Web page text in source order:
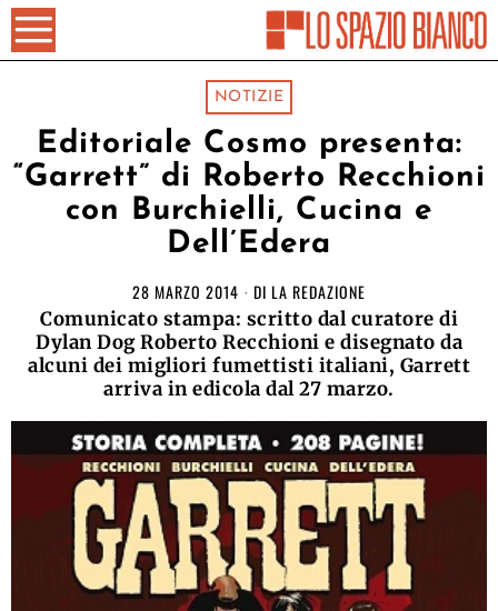
NOTIZIE
Editoriale Cosmo presenta:
“Garrett” di Roberto Recchioni
con Burchielli, Cucina e
Dell’Edera
28 MARZO 2014 DI LA REDAZIONE
Comunicato stampa: scritto dal curatore di
Dylan Dog Roberto Recchioni e disegnato da
alcuni dei migliori fumettisti italiani, Garrett
arriva in edicola dal 27 marzo.